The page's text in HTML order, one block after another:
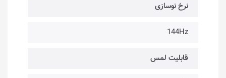
نرخ نوسازی
144Hz
قابلیت لمس